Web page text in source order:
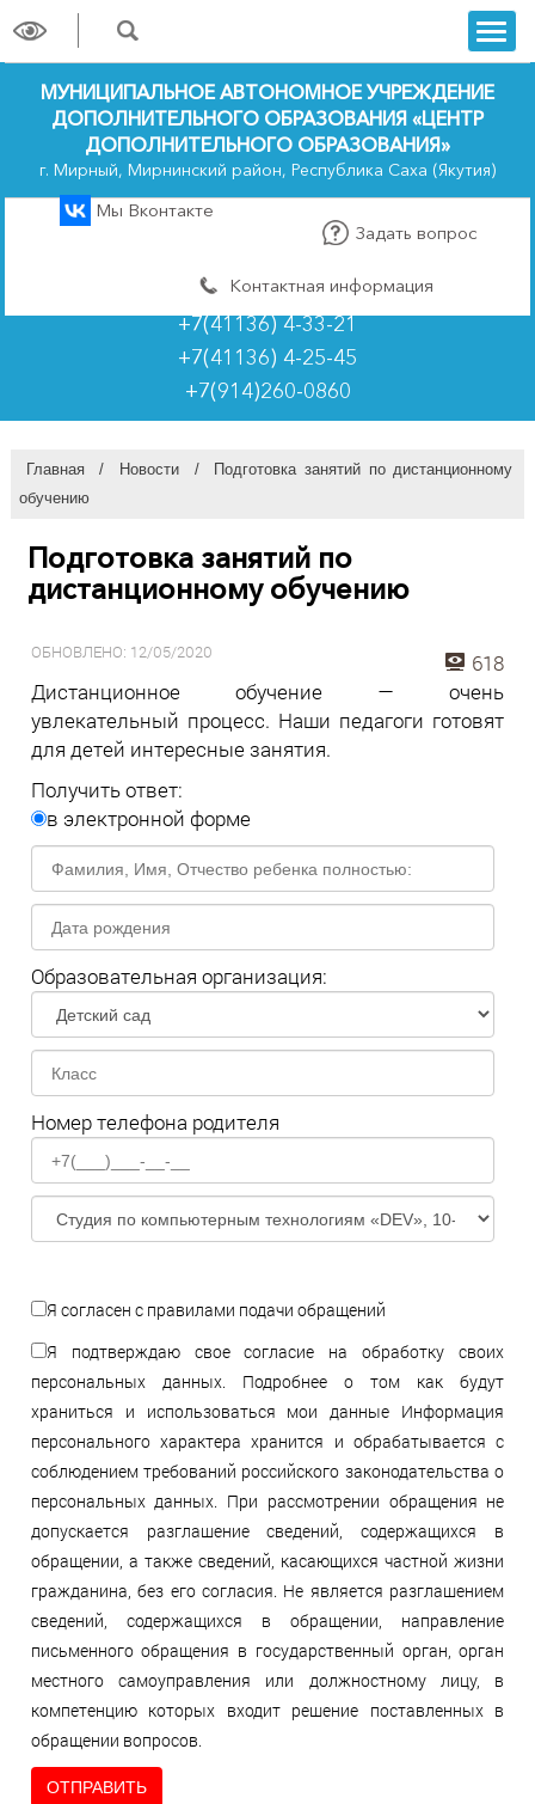
trk
МУНИЦИПАЛЬНОЕ АВТОНОМНОЕ УЧРЕЖДЕНИЕ
ДОПОЛНИТЕЛЬНОГО ОБРАЗОВАНИЯ «ЦЕНТР
ДОПОЛНИТЕЛЬНОГО ОБРАЗОВАНИЯ»
г. Мирный, Мирнинский район, Республика Саха (Якутия)
Мы Вконтакте
Задать вопрос
Контактная информация
+7(41136) 4-33-21
+7(41136) 4-25-45
+7(914)260-0860
Главная / Новости /
Подготовка занятий по дистанционному
обучению
Подготовка занятий по
дистанционному обучению
ОБНОВЛЕНО: 12/05/2020
618
Дистанционное обучение — очень
увлекательный процесс. Наши педагоги готовят
для детей интересные занятия.
Получить ответ:
в электронной форме
Образовательная организация:
Номер телефона родителя
Я согласен с правилами подачи обращений
Я подтверждаю свое согласие на обработку своих
персональных данных. Подробнее о том как будут
храниться и использоваться мои данные Информация
персонального характера хранится и обрабатывается с
соблюдением требований российского законодательства о
персональных данных. При рассмотрении обращения не
допускается разглашение сведений, содержащихся в
обращении, а также сведений, касающихся частной жизни
гражданина, без его согласия. Не является разглашением
сведений, содержащихся в обращении, направление
письменного обращения в государственный орган, орган
местного самоуправления или должностному лицу, в
компетенцию которых входит решение поставленных в
обращении вопросов.